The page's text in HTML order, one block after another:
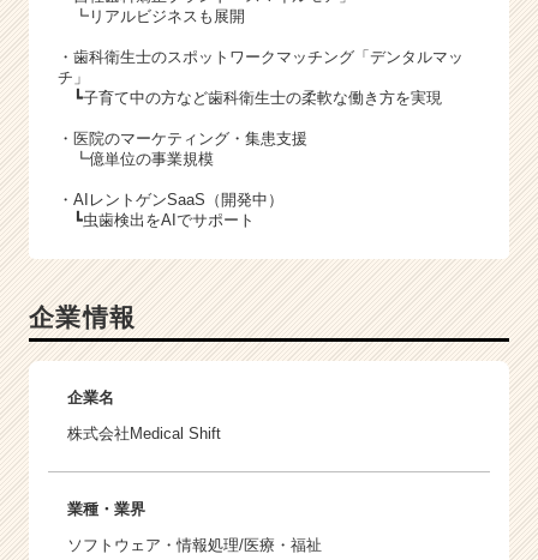
┗リアルビジネスも展開
・歯科衛生士のスポットワークマッチング「デンタルマッ
チ」
┗子育て中の方など歯科衛生士の柔軟な働き方を実現
・医院のマーケティング・集患支援
┗億単位の事業規模
・AIレントゲンSaaS（開発中）
┗虫歯検出をAIでサポート
企業情報
企業名
株式会社Medical Shift
業種・業界
ソフトウェア・情報処理/医療・福祉